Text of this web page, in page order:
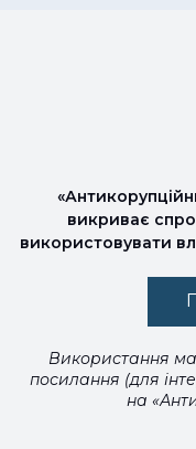
викриває
використовувати
Використання
посилання (для
на